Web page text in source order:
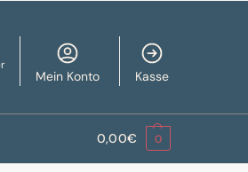
Mein Konto Kasse
0,00€ 0